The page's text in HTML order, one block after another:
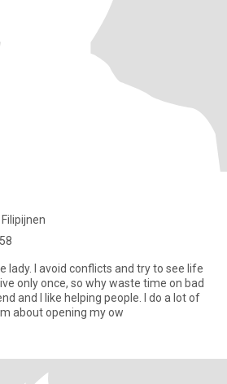
lady. I avoid conflicts and try to see life
only once, so why waste time on bad
and I like helping people. I do a lot of
about opening my ow